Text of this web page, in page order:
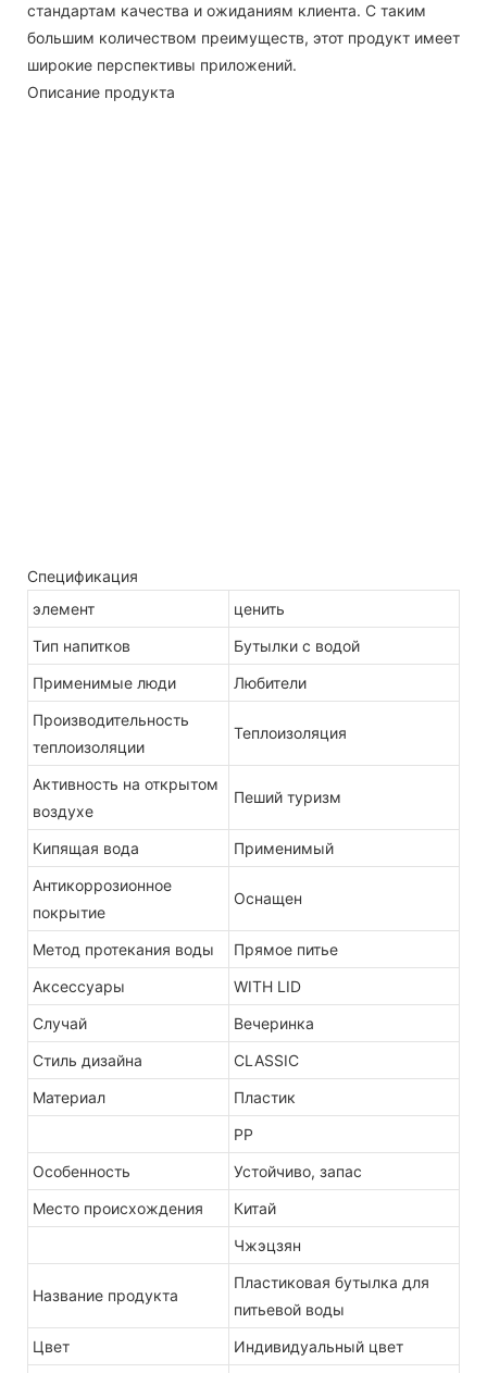
стандартам качества и ожиданиям клиента. С таким
большим количеством преимуществ, этот продукт имеет
широкие перспективы приложений.
Описание продукта
Спецификация
элемент
ценить
Тип напитков
Бутылки с водой
Применимые люди
Любители
Производительность
теплоизоляции
Теплоизоляция
Активность на открытом
воздухе
Пеший туризм
Кипящая вода
Применимый
Антикоррозионное
покрытие
Оснащен
Метод протекания воды
Прямое питье
Аксессуары
WITH LID
Случай
Вечеринка
Стиль дизайна
CLASSIC
Материал
Пластик
PP
Особенность
Устойчиво, запас
Место происхождения
Китай
Чжэцзян
Название продукта
Пластиковая бутылка для
питьевой воды
Цвет
Индивидуальный цвет